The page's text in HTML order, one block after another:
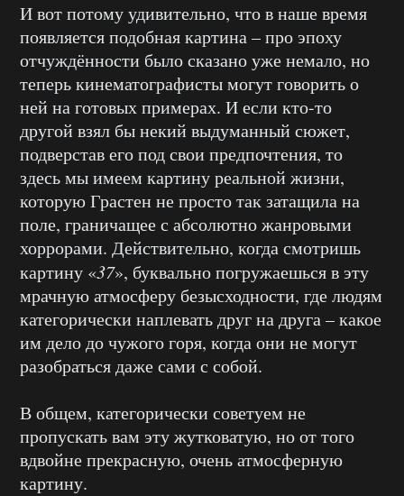
И вот потому удивительно, что в наше время
появляется подобная картина – про эпоху
отчуждённости было сказано уже немало, но
теперь кинематографисты могут говорить о
ней на готовых примерах. И если кто-то
другой взял бы некий выдуманный сюжет,
подверстав его под свои предпочтения, то
здесь мы имеем картину реальной жизни,
которую Грастен не просто так затащила на
поле, граничащее с абсолютно жанровыми
хоррорами. Действительно, когда смотришь
картину «37», буквально погружаешься в эту
мрачную атмосферу безысходности, где людям
категорически наплевать друг на друга – какое
им дело до чужого горя, когда они не могут
разобраться даже сами с собой.
В общем, категорически советуем не
пропускать вам эту жутковатую, но от того
вдвойне прекрасную, очень атмосферную
картину.